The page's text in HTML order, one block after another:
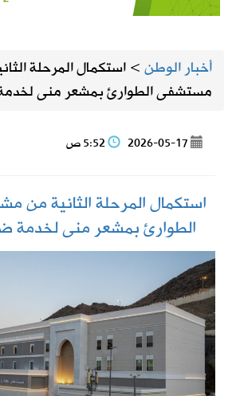
أخبار الوطن>استكمال المرحلة
مستشفى الطوارئ بمشعر منى
2026-05-17
استكمال المرحلة الثانية
الطوارئ بمشعر منى لخدمة